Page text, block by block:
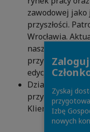
zawodowej jako
przyszłości.
Wrocławia.
naszych
edycji projektu.
Działania
przy
Klientów)
Zyskaj
Izbę
nowych